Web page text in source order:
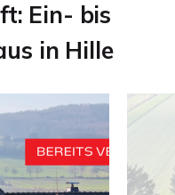
Ein- bis
in Hille